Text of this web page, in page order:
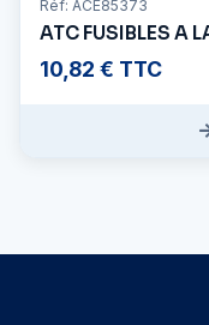
Réf: ACE85373
ATC FUSIBLES A
10,82 € TTC